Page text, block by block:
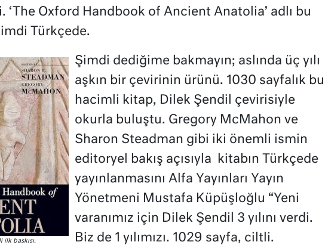
‘The Oxford Handbook of Ancient Anatolia’ adlı bu
Türkçede.
ilk baskısı.
Şimdi dediğime bakmayın; aslında üç yılı
aşkın bir çevirinin ürünü. 1030 sayfalık bu
hacimli kitap, Dilek Şendil çevirisiyle
okurla buluştu. Gregory McMahon ve
Sharon Steadman gibi iki önemli ismin
editoryel bakış açısıyla kitabın Türkçede
yayınlanmasını Alfa Yayınları Yayın
Yönetmeni Mustafa Küpüşloğlu “Yeni
varanımız için Dilek Şendil 3 yılını verdi.
Biz de 1 yılımızı. 1029 sayfa, ciltli.